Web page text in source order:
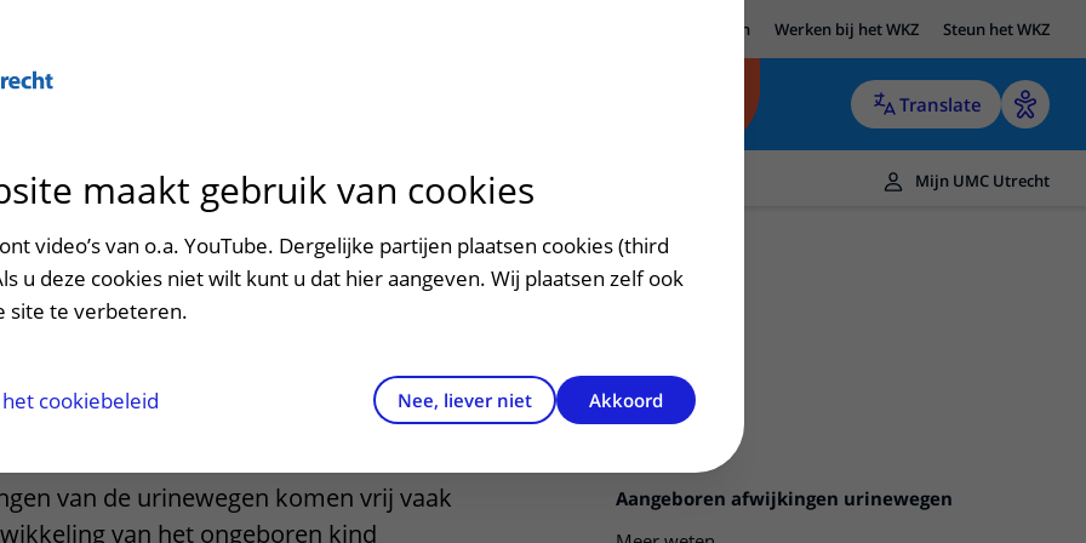
Research Werken bij het WKZ Steun het WKZ
Translate
met kinderen en ouders
en rechten
en route
en route
plattegrond
Mijn UMC Utrecht
afwijkingen
Aangeboren afwijkingen urinewegen
van de urinewegen komen vrij vaak
van het ongeboren kind
maakt gebruik van cookies
video’s van o.a. YouTube. Dergelijke partijen plaatsen cookies (third
u deze cookies niet wilt kunt u dat hier aangeven. Wij plaatsen zelf ook
site te verbeteren.
cookiebeleid Nee, liever niet Akkoord